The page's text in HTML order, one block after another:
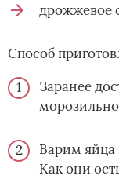
дрожжевое
Способ
Заранее
Варим яйца
Как они